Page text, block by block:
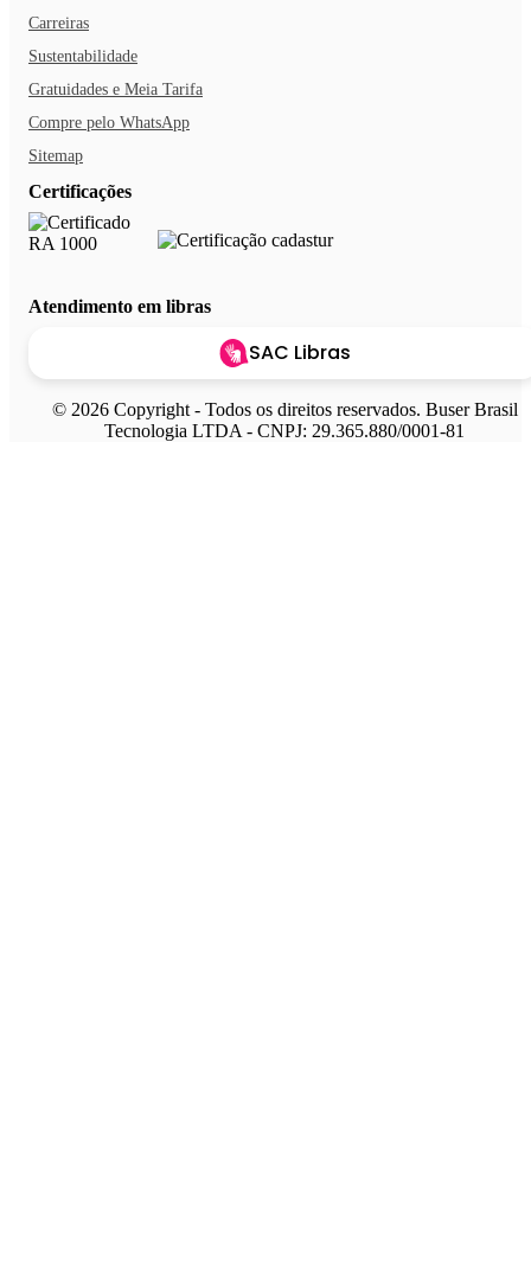
Carreiras
Sustentabilidade
Gratuidades e Meia Tarifa
Compre pelo WhatsApp
Sitemap
Certificações
Atendimento em libras
SAC Libras
© 2026 Copyright - Todos os direitos reservados. Buser Brasil
Tecnologia LTDA - CNPJ: 29.365.880/0001-81